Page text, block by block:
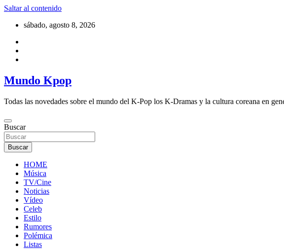
Saltar al contenido
sábado, agosto 8, 2026
Mundo Kpop
Todas las novedades sobre el mundo del K-Pop los K-Dramas y la cultura coreana en
Buscar
Buscar
HOME
Música
TV/Cine
Noticias
Vídeo
Celeb
Estilo
Rumores
Polémica
Listas